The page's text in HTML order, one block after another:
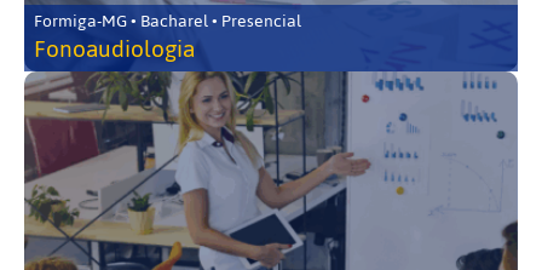
Formiga-MG • Bacharel • Presencial
Fonoaudiologia